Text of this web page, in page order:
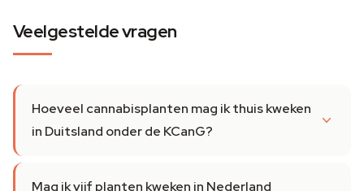
Veelgestelde vragen
Hoeveel cannabisplanten mag ik thuis kweken
in Duitsland onder de KCanG?
Mag ik vijf planten kweken in Nederland